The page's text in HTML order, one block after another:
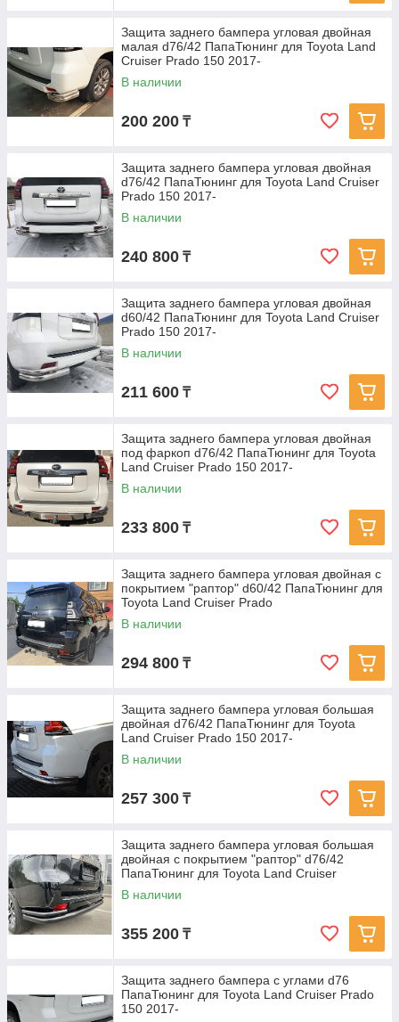
Защита заднего бампера угловая двойная
малая d76/42 ПапаТюнинг для Toyota Land
Cruiser Prado 150 2017-
В наличии
200 200 ₸
Защита заднего бампера угловая двойная
d76/42 ПапаТюнинг для Toyota Land Cruiser
Prado 150 2017-
В наличии
240 800 ₸
Защита заднего бампера угловая двойная
d60/42 ПапаТюнинг для Toyota Land Cruiser
Prado 150 2017-
В наличии
211 600 ₸
Защита заднего бампера угловая двойная
под фаркоп d76/42 ПапаТюнинг для Toyota
Land Cruiser Prado 150 2017-
В наличии
233 800 ₸
Защита заднего бампера угловая двойная с
покрытием "раптор" d60/42 ПапаТюнинг для
Toyota Land Cruiser Prado
В наличии
294 800 ₸
Защита заднего бампера угловая большая
двойная d76/42 ПапаТюнинг для Toyota
Land Cruiser Prado 150 2017-
В наличии
257 300 ₸
Защита заднего бампера угловая большая
двойная с покрытием "раптор" d76/42
ПапаТюнинг для Toyota Land Cruiser
В наличии
355 200 ₸
Защита заднего бампера с углами d76
ПапаТюнинг для Toyota Land Cruiser Prado
150 2017-